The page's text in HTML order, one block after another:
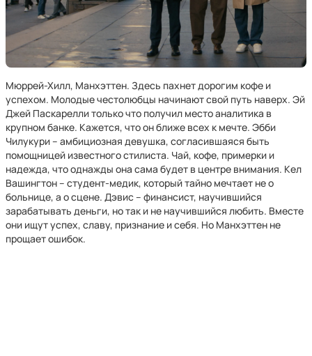
Мюррей-Хилл, Манхэттен. Здесь пахнет дорогим кофе и
успехом. Молодые честолюбцы начинают свой путь наверх. Эй
Джей Паскарелли только что получил место аналитика в
крупном банке. Кажется, что он ближе всех к мечте. Эбби
Чилукури – амбициозная девушка, согласившаяся быть
помощницей известного стилиста. Чай, кофе, примерки и
надежда, что однажды она сама будет в центре внимания. Кел
Вашингтон – студент-медик, который тайно мечтает не о
больнице, а о сцене. Дэвис – финансист, научившийся
зарабатывать деньги, но так и не научившийся любить. Вместе
они ищут успех, славу, признание и себя. Но Манхэттен не
прощает ошибок.